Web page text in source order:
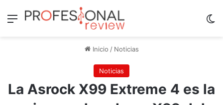
Menú
Inicio / Noticias
Noticias
La Asrock X99 Extreme 4 es la